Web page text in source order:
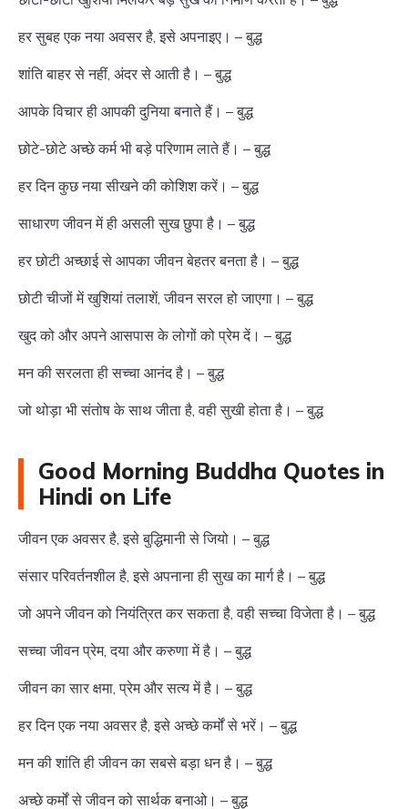
हर सुबह एक नया अवसर है, इसे अपनाइए। – बुद्ध
शांति बाहर से नहीं, अंदर से आती है। – बुद्ध
आपके विचार ही आपकी दुनिया बनाते हैं। – बुद्ध
छोटे-छोटे अच्छे कर्म भी बड़े परिणाम लाते हैं। – बुद्ध
हर दिन कुछ नया सीखने की कोशिश करें। – बुद्ध
साधारण जीवन में ही असली सुख छुपा है। – बुद्ध
हर छोटी अच्छाई से आपका जीवन बेहतर बनता है। – बुद्ध
छोटी चीजों में खुशियां तलाशें, जीवन सरल हो जाएगा। – बुद्ध
खुद को और अपने आसपास के लोगों को प्रेम दें। – बुद्ध
मन की सरलता ही सच्चा आनंद है। – बुद्ध
जो थोड़ा भी संतोष के साथ जीता है, वही सुखी होता है। – बुद्ध
Good Morning Buddha Quotes in
Hindi on Life
जीवन एक अवसर है, इसे बुद्धिमानी से जियो। – बुद्ध
संसार परिवर्तनशील है, इसे अपनाना ही सुख का मार्ग है। – बुद्ध
जो अपने जीवन को नियंत्रित कर सकता है, वही सच्चा विजेता है। – बुद्ध
सच्चा जीवन प्रेम, दया और करुणा में है। – बुद्ध
जीवन का सार क्षमा, प्रेम और सत्य में है। – बुद्ध
हर दिन एक नया अवसर है, इसे अच्छे कर्मों से भरें। – बुद्ध
मन की शांति ही जीवन का सबसे बड़ा धन है। – बुद्ध
अच्छे कर्मों से जीवन को सार्थक बनाओ। – बुद्ध